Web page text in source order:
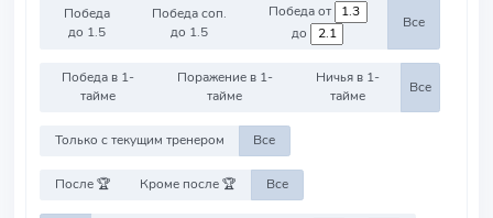
Победа
до 1.5
Победа соп.
до 1.5
Победа от
до
Все
Победа в 1-
тайме
Поражение в 1-
тайме
Ничья в 1-
тайме
Все
Только с текущим тренером Все
После 🏆 Кроме после 🏆 Все